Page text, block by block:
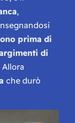
,
prima di
di
che durò